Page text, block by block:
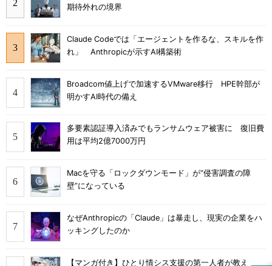
期待外れの境界
Claude Codeでは「エージェントを作るな、スキルを作
れ」 Anthropicが示すAI構築術
Broadcom値上げで加速するVMware移行 HPE幹部が
明かすAI時代の備え
多要素認証導入済みでもランサムウェア被害に 復旧費
用は平均2億7000万円
Macを守る「ロックダウンモード」が“侵害調査の障
壁”になっている
なぜAnthropicの「Claude」は暴走し、現実の企業をハ
ッキングしたのか
【マンガ付き】ひとり情シス支援の第一人者が教え